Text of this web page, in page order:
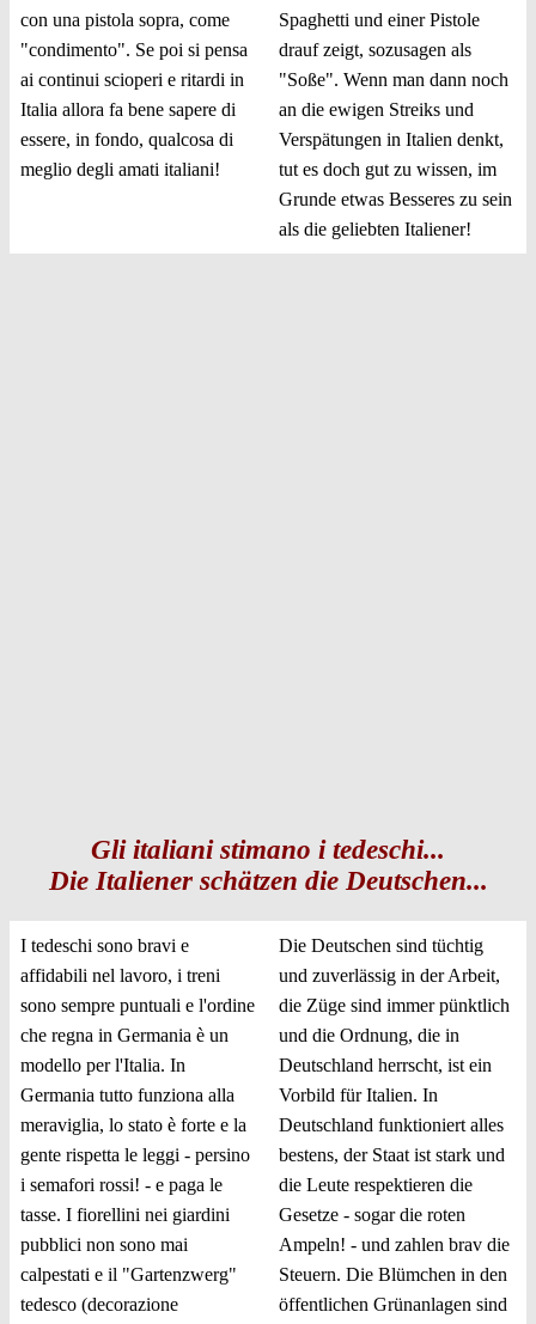
con una pistola sopra, come
"condimento". Se poi si pensa
ai continui scioperi e ritardi in
Italia allora fa bene sapere di
essere, in fondo, qualcosa di
meglio degli amati italiani!
Spaghetti und einer Pistole
drauf zeigt, sozusagen als
"Soße". Wenn man dann noch
an die ewigen Streiks und
Verspätungen in Italien denkt,
tut es doch gut zu wissen, im
Grunde etwas Besseres zu sein
als die geliebten Italiener!
Gli italiani stimano i tedeschi...
Die Italiener schätzen die Deutschen...
I tedeschi sono bravi e
affidabili nel lavoro, i treni
sono sempre puntuali e l'ordine
che regna in Germania è un
modello per l'Italia. In
Germania tutto funziona alla
meraviglia, lo stato è forte e la
gente rispetta le leggi - persino
i semafori rossi! - e paga le
tasse. I fiorellini nei giardini
pubblici non sono mai
calpestati e il "Gartenzwerg"
tedesco (decorazione
Die Deutschen sind tüchtig
und zuverlässig in der Arbeit,
die Züge sind immer pünktlich
und die Ordnung, die in
Deutschland herrscht, ist ein
Vorbild für Italien. In
Deutschland funktioniert alles
bestens, der Staat ist stark und
die Leute respektieren die
Gesetze - sogar die roten
Ampeln! - und zahlen brav die
Steuern. Die Blümchen in den
öffentlichen Grünanlagen sind